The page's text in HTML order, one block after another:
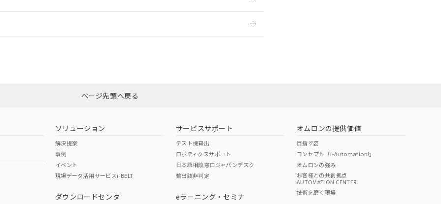
ダウンロードはこちら
（日本
（アメリカ
この製品の規格認証/適合状況ページへ
ページ先頭へ戻る
ソリューション
解決提案
事例
イベント
現場データ活用サービスi-BELT
ダウンロードセンタ
サービスサポート
テスト機貸出
ロボティクスサポート
日本語相談窓口ジャパンデスク
輸出該非判定
eラーニング・セミナ
オムロンの提供価値
目指す姿
コンセプト「i-Automation!」
オムロンの強み
お客様との共創拠点
AUTOMATION CENTER
技術を磨く現場